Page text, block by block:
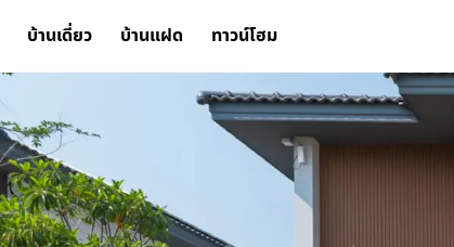
บ้านเดี่ยว บ้านแฝด ทาวน์โฮม